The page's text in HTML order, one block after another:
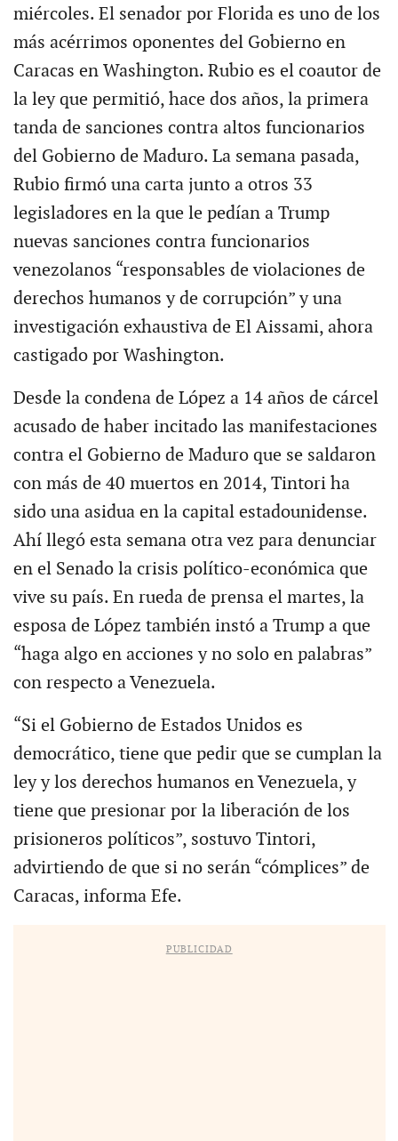
miércoles. El senador por Florida es uno de los
más acérrimos oponentes del Gobierno en
Caracas en Washington. Rubio es el coautor de
la ley que permitió, hace dos años, la primera
tanda de sanciones contra altos funcionarios
del Gobierno de Maduro. La semana pasada,
Rubio firmó una carta junto a otros 33
legisladores en la que le pedían a Trump
nuevas sanciones contra funcionarios
venezolanos “responsables de violaciones de
derechos humanos y de corrupción” y una
investigación exhaustiva de El Aissami, ahora
castigado por Washington.
Desde la condena de López a 14 años de cárcel
acusado de haber incitado las manifestaciones
contra el Gobierno de Maduro que se saldaron
con más de 40 muertos en 2014, Tintori ha
sido una asidua en la capital estadounidense.
Ahí llegó esta semana otra vez para denunciar
en el Senado la crisis político-económica que
vive su país. En rueda de prensa el martes, la
esposa de López también instó a Trump a que
“haga algo en acciones y no solo en palabras”
con respecto a Venezuela.
“Si el Gobierno de Estados Unidos es
democrático, tiene que pedir que se cumplan la
ley y los derechos humanos en Venezuela, y
tiene que presionar por la liberación de los
prisioneros políticos”, sostuvo Tintori,
advirtiendo de que si no serán “cómplices” de
Caracas, informa Efe.
PUBLICIDAD